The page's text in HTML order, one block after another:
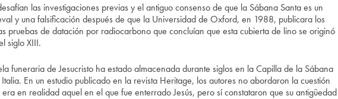
las investigaciones previas y el antiguo consenso de que la Sábana Santa es un
y una falsificación después de que la Universidad de Oxford, en 1988, publicara los
pruebas de datación por radiocarbono que concluían que esta cubierta de lino se originó
siglo XIII.
funeraria de Jesucristo ha estado almacenada durante siglos en la Capilla de la Sábana
Italia. En un estudio publicado en la revista Heritage, los autores no abordaron la cuestión
en realidad aquel en el que fue enterrado Jesús, pero sí constataron que su antigüedad